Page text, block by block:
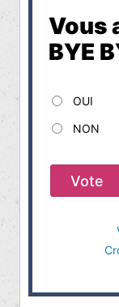
Vous
BYE
OUI
NON
Vote